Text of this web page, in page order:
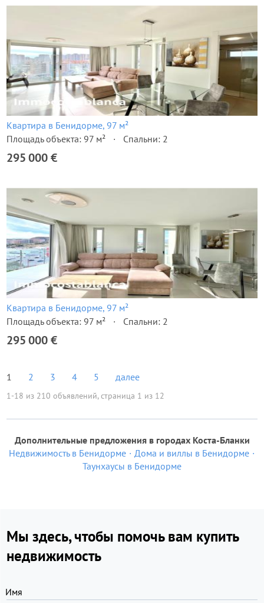
Квартира в Бенидорме, 97 м²
Площадь объекта: 97 м²
Спальни: 2
295 000 €
Квартира в Бенидорме, 97 м²
Площадь объекта: 97 м²
Спальни: 2
295 000 €
1 2 3 4 5 далее
1-18 из 210 объявлений, страница 1 из 12
Дополнительные предложения в городах Коста-Бланки
Недвижимость в Бенидорме
Дома и виллы в Бенидорме
Таунхаусы в Бенидорме
Мы здесь, чтобы помочь вам купить
недвижимость
Имя